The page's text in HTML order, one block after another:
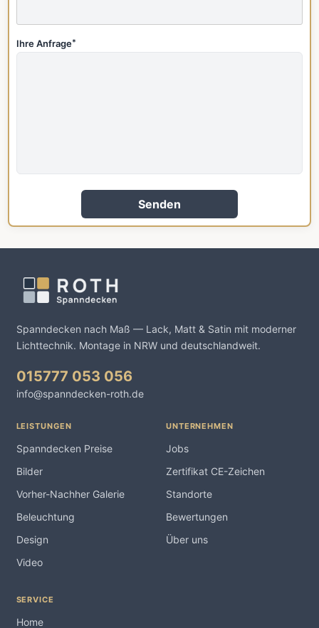
Ihre Anfrage*
Senden
Spanndecken nach Maß — Lack, Matt & Satin mit moderner
Lichttechnik. Montage in NRW und deutschlandweit.
015777 053 056
info@spanndecken-roth.de
LEISTUNGEN
Spanndecken Preise
Bilder
Vorher-Nachher Galerie
Beleuchtung
Design
Video
UNTERNEHMEN
Jobs
Zertifikat CE-Zeichen
Standorte
Bewertungen
Über uns
SERVICE
Home